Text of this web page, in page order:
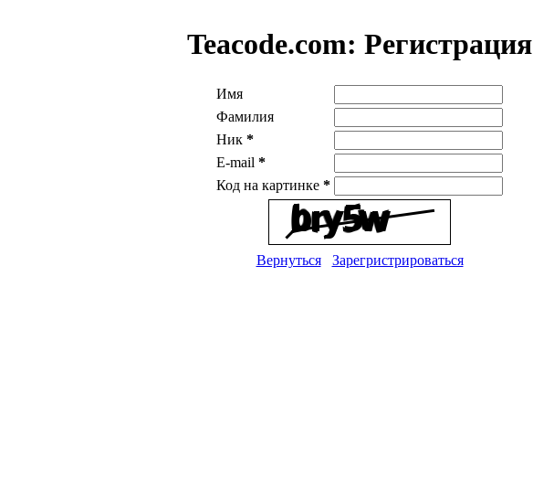
Teacode.com: Регистрация
Имя
Фамилия
Ник *
E-mail *
Код на картинке *
Вернуться Зарегристрироваться